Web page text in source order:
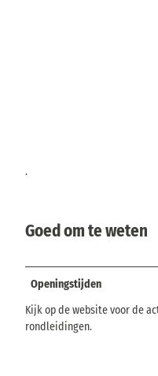
.
Goed om te weten
Openingstijden
Kijk op de website voor de
rondleidingen.